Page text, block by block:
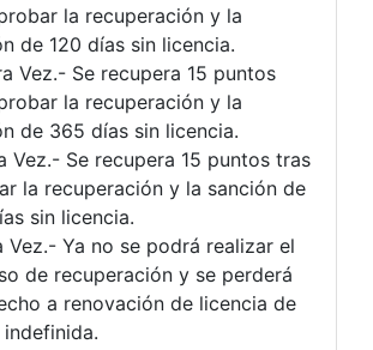
la recuperación y la
de 120 días sin licencia.
Vez.- Se recupera 15 puntos
la recuperación y la
de 365 días sin licencia.
Vez.- Se recupera 15 puntos tras
la recuperación y la sanción de
sin licencia.
Vez.- Ya no se podrá realizar el
de recuperación y se perderá
a renovación de licencia de